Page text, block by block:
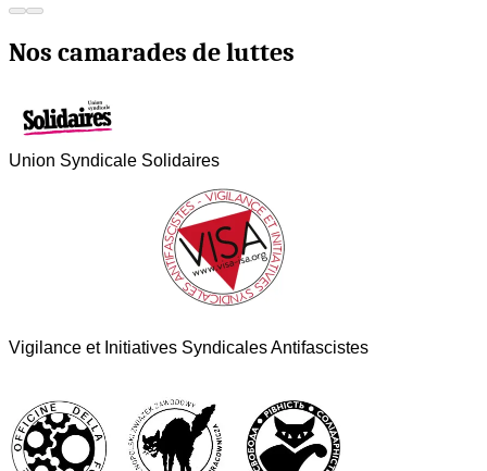
Nos camarades de luttes
Union Syndicale Solidaires
Vigilance et Initiatives Syndicales Antifascistes